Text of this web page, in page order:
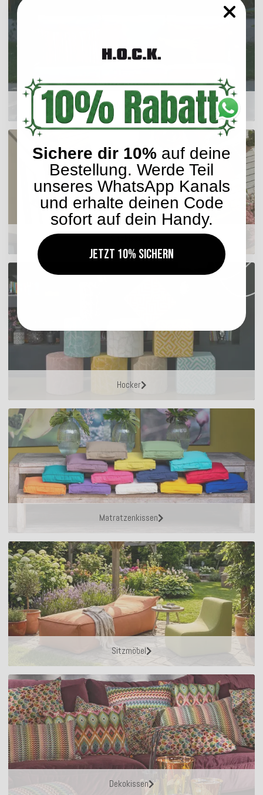
Outdoor Kissen
Hocker
Matratzenkissen
Sitzmöbel
Dekokissen
Sichere dir 10% auf deine
Bestellung. Werde Teil
unseres WhatsApp Kanals
und erhalte deinen Code
sofort auf dein Handy.
Jetzt 10% sichern